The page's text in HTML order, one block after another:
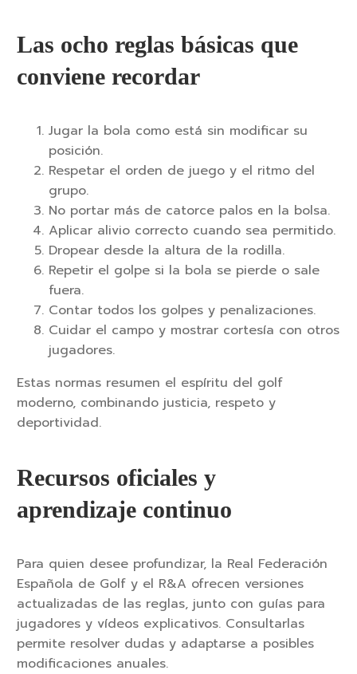
Las ocho reglas básicas que
conviene recordar
Jugar la bola como está sin modificar su
posición.
Respetar el orden de juego y el ritmo del
grupo.
No portar más de catorce palos en la bolsa.
Aplicar alivio correcto cuando sea permitido.
Dropear desde la altura de la rodilla.
Repetir el golpe si la bola se pierde o sale
fuera.
Contar todos los golpes y penalizaciones.
Cuidar el campo y mostrar cortesía con otros
jugadores.
Estas normas resumen el espíritu del golf
moderno, combinando justicia, respeto y
deportividad.
Recursos oficiales y
aprendizaje continuo
Para quien desee profundizar, la Real Federación
Española de Golf y el R&A ofrecen versiones
actualizadas de las reglas, junto con guías para
jugadores y vídeos explicativos. Consultarlas
permite resolver dudas y adaptarse a posibles
modificaciones anuales.